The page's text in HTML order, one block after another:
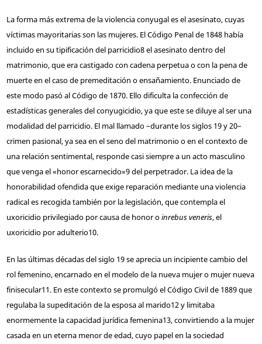
La forma más extrema de la violencia conyugal es el asesinato, cuyas
víctimas mayoritarias son las mujeres. El Código Penal de 1848 había
incluido en su tipificación del parricidio8el asesinato dentro del
matrimonio, que era castigado con cadena perpetua o con la pena de
muerte en el caso de premeditación o ensañamiento. Enunciado de
este modo pasó al Código de 1870. Ello dificulta la confección de
estadísticas generales del conyugicidio, ya que este se diluye al ser una
modalidad del parricidio. El mal llamado –durante los siglos 19 y 20–
crimen pasional, ya sea en el seno del matrimonio o en el contexto de
una relación sentimental, responde casi siempre a un acto masculino
que venga el «honor escarnecido»9del perpetrador. La idea de la
honorabilidad ofendida que exige reparación mediante una violencia
radical es recogida también por la legislación, que contempla el
uxoricidio privilegiado por causa de honor oinrebus veneris, el
uxoricidio por adulterio10.
En las últimas décadas del siglo 19 se aprecia un incipiente cambio del
rol femenino, encarnado en el modelo de la nueva mujer o mujer nueva
finisecular11. En este contexto se promulgó el Código Civil de 1889 que
regulaba la supeditación de la esposa al marido12y limitaba
enormemente la capacidad jurídica femenina13, convirtiendo a la mujer
casada en un eterna menor de edad, cuyo papel en la sociedad